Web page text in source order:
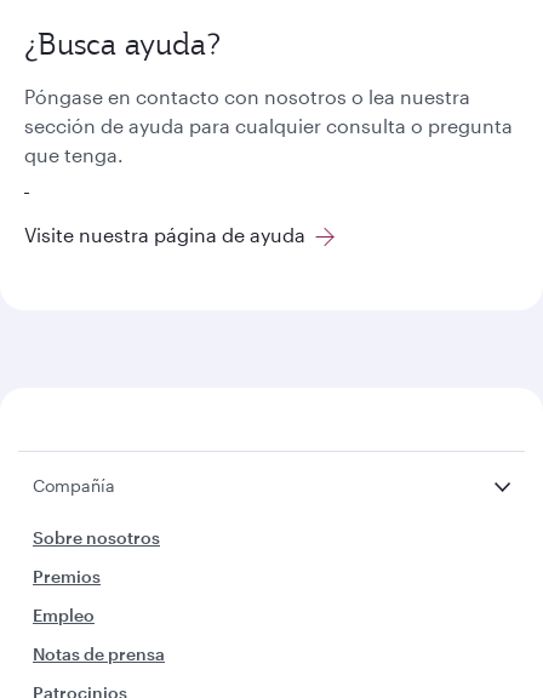
¿Busca ayuda?
Póngase en contacto con nosotros o lea nuestra
sección de ayuda para cualquier consulta o pregunta
que tenga.
Visite nuestra página de ayuda
Compañía
Sobre nosotros
Premios
Empleo
Notas de prensa
Patrocinios